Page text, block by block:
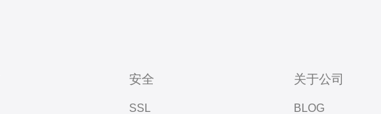
安全
SSL
关于公司
BLOG